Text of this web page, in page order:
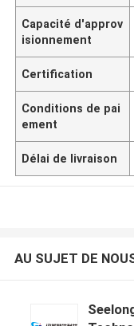
Capacité d'approv
isionnement
Certification
Conditions de pai
ement
Délai de livraison
AU SUJET DE